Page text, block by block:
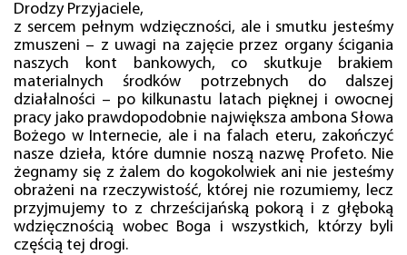
Drodzy Przyjaciele,
z sercem pełnym wdzięczności, ale i smutku jesteśmy
zmuszeni – z uwagi na zajęcie przez organy ścigania
naszych kont bankowych, co skutkuje brakiem
materialnych środków potrzebnych do dalszej
działalności – po kilkunastu latach pięknej i owocnej
pracy jako prawdopodobnie największa ambona Słowa
Bożego w Internecie, ale i na falach eteru, zakończyć
nasze dzieła, które dumnie noszą nazwę Profeto. Nie
żegnamy się z żalem do kogokolwiek ani nie jesteśmy
obrażeni na rzeczywistość, której nie rozumiemy, lecz
przyjmujemy to z chrześcijańską pokorą i z głęboką
wdzięcznością wobec Boga i wszystkich, którzy byli
częścią tej drogi.